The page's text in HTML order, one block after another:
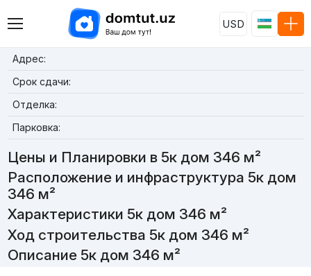
USD
Адрес:
Срок сдачи:
Отделка:
Парковка:
Цены и Планировки в 5к дом 346 м²
Расположение и инфраструктура 5к дом
346 м²
Характеристики 5к дом 346 м²
Ход строительства 5к дом 346 м²
Описание 5к дом 346 м²